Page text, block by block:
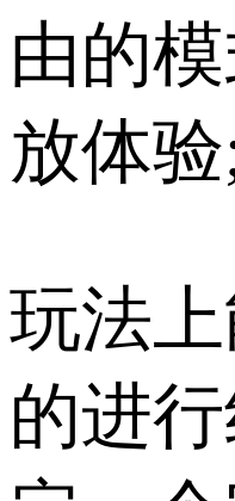
由的
放体验
玩法
的进